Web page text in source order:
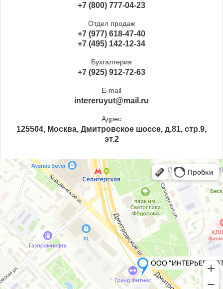
+7 (800) 777-04-23
Отдел продаж
+7 (977) 618-47-40
+7 (495) 142-12-34
Бухгалтерия
+7 (925) 912-72-63
E-mail
intereruyut@mail.ru
Адрес
125504, Москва, Дмитровское шоссе, д.81, стр.9,
эт.2